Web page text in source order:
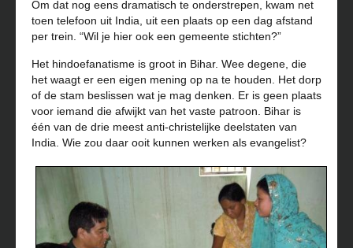
Om dat nog eens dramatisch te onderstrepen, kwam net
toen telefoon uit India, uit een plaats op een dag afstand
per trein. “Wil je hier ook een gemeente stichten?”
Het hindoefanatisme is groot in Bihar. Wee degene, die
het waagt er een eigen mening op na te houden. Het dorp
of de stam beslissen wat je mag denken. Er is geen plaats
voor iemand die afwijkt van het vaste patroon. Bihar is
één van de drie meest anti-christelijke deelstaten van
India. Wie zou daar ooit kunnen werken als evangelist?